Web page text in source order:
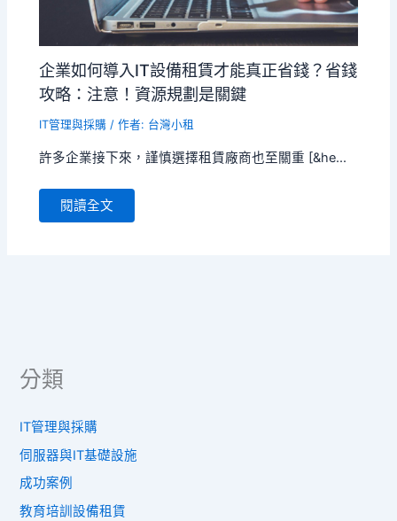
企業如何導入IT設備租賃才能真正省錢？省錢
攻略：注意！資源規劃是關鍵
IT管理與採購 / 作者: 台灣小租
許多企業接下來，謹慎選擇租賃廠商也至關重 [&he...
閱讀全文
分類
IT管理與採購
伺服器與IT基礎設施
成功案例
教育培訓設備租賃